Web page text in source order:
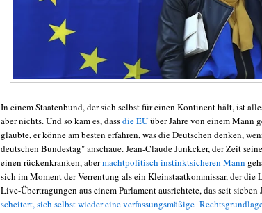
In einem Staatenbund, der sich selbst für einen Kontinent hält, ist
aber nichts. Und so kam es, dassdie EUüber Jahre von einem Mann
glaubte, er könne am besten erfahren, was die Deutschen denken,
deutschen Bundestag" anschaue. Jean-Claude Junkcker, der Zeit
einen rückenkranken, abermachtpolitisch instinktsicheren Mann
sich im Moment der Verrentung als ein Kleinstaatkommissar, der
Live-Übertragungen aus einem Parlament ausrichtete, das seit sieben
scheitert, sich selbst wieder eine verfassungsmäßige